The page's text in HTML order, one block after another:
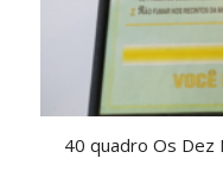
40 quadro Os Dez